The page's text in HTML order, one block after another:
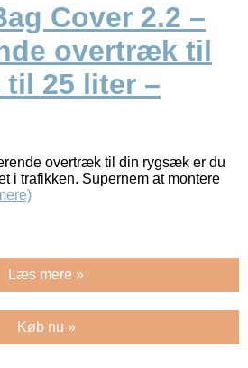
Cover 2.2 –
overtræk til
25 liter –
overtræk til din rygsæk er du
i trafikken. Supernem at montere
Læs mere »
Køb nu »